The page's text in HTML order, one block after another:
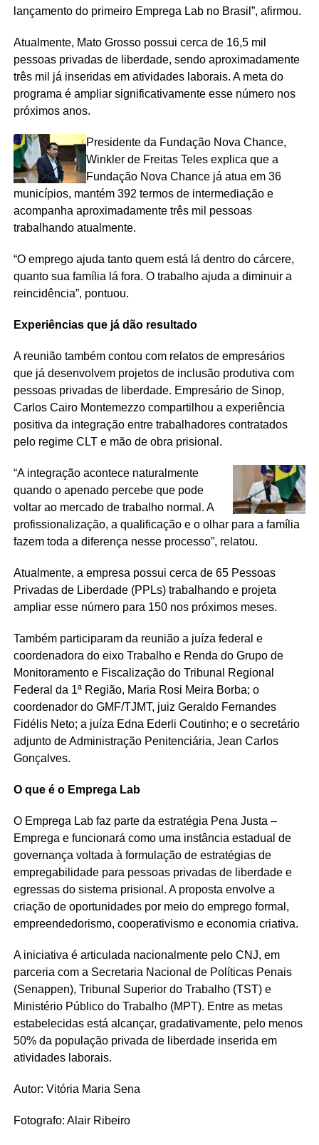
lançamento do primeiro Emprega Lab no Brasil”, afirmou.
Atualmente, Mato Grosso possui cerca de 16,5 mil
pessoas privadas de liberdade, sendo aproximadamente
três mil já inseridas em atividades laborais. A meta do
programa é ampliar significativamente esse número nos
próximos anos.
Presidente da Fundação Nova Chance,
Winkler de Freitas Teles explica que a
Fundação Nova Chance já atua em 36
municípios, mantém 392 termos de intermediação e
acompanha aproximadamente três mil pessoas
trabalhando atualmente.
“O emprego ajuda tanto quem está lá dentro do cárcere,
quanto sua família lá fora. O trabalho ajuda a diminuir a
reincidência”, pontuou.
Experiências que já dão resultado
A reunião também contou com relatos de empresários
que já desenvolvem projetos de inclusão produtiva com
pessoas privadas de liberdade. Empresário de Sinop,
Carlos Cairo Montemezzo compartilhou a experiência
positiva da integração entre trabalhadores contratados
pelo regime CLT e mão de obra prisional.
“A integração acontece naturalmente
quando o apenado percebe que pode
voltar ao mercado de trabalho normal. A
profissionalização, a qualificação e o olhar para a família
fazem toda a diferença nesse processo”, relatou.
Atualmente, a empresa possui cerca de 65 Pessoas
Privadas de Liberdade (PPLs) trabalhando e projeta
ampliar esse número para 150 nos próximos meses.
Também participaram da reunião a juíza federal e
coordenadora do eixo Trabalho e Renda do Grupo de
Monitoramento e Fiscalização do Tribunal Regional
Federal da 1ª Região, Maria Rosi Meira Borba; o
coordenador do GMF/TJMT, juiz Geraldo Fernandes
Fidélis Neto; a juíza Edna Ederli Coutinho; e o secretário
adjunto de Administração Penitenciária, Jean Carlos
Gonçalves.
O que é o Emprega Lab
O Emprega Lab faz parte da estratégia Pena Justa –
Emprega e funcionará como uma instância estadual de
governança voltada à formulação de estratégias de
empregabilidade para pessoas privadas de liberdade e
egressas do sistema prisional. A proposta envolve a
criação de oportunidades por meio do emprego formal,
empreendedorismo, cooperativismo e economia criativa.
A iniciativa é articulada nacionalmente pelo CNJ, em
parceria com a Secretaria Nacional de Políticas Penais
(Senappen), Tribunal Superior do Trabalho (TST) e
Ministério Público do Trabalho (MPT). Entre as metas
estabelecidas está alcançar, gradativamente, pelo menos
50% da população privada de liberdade inserida em
atividades laborais.
Autor: Vitória Maria Sena
Fotografo: Alair Ribeiro